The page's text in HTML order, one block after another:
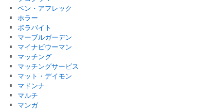
ベン・アフレック
ホラー
ボラバイト
マーブルガーデン
マイナビウーマン
マッチング
マッチングサービス
マット・デイモン
マドンナ
マルチ
マンガ